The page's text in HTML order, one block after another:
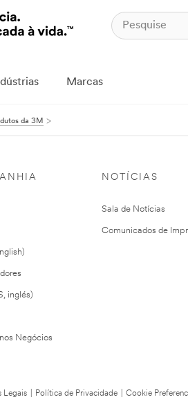
Marcas
da 3M
inglés)
Negócios
NOTÍCIAS
Sala de Notícias
Comunicados de
Legais Política de Privacidade Cookie